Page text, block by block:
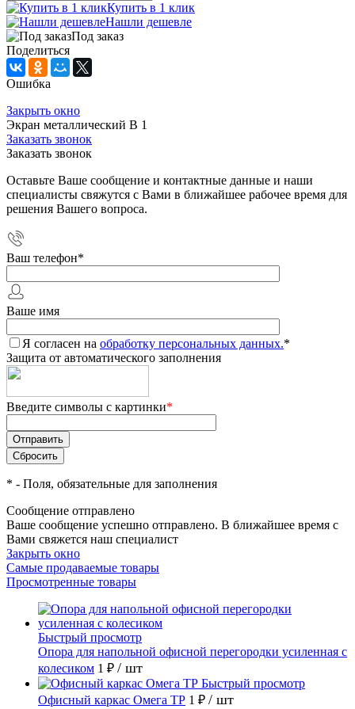
Купить в 1 клик
Нашли дешевле
Под заказ
Поделиться
Ошибка
Закрыть окно
Экран металлический В 1
Заказать звонок
Заказать звонок
Оставьте Ваше сообщение и контактные данные и наши
специалисты свяжутся с Вами в ближайшее рабочее время для
решения Вашего вопроса.
Ваш телефон*
Ваше имя
Я согласен на обработку персональных данных.*
Защита от автоматического заполнения
Введите символы с картинки*
* - Поля, обязательные для заполнения
Сообщение отправлено
Ваше сообщение успешно отправлено. В ближайшее время с
Вами свяжется наш специалист
Закрыть окно
Самые продаваемые товары
Просмотренные товары
Быстрый просмотр
Опора для напольной офисной перегородки усиленная с
колесиком 1 ₽ / шт
Быстрый просмотр
Офисный каркас Омега ТР 1 ₽ / шт